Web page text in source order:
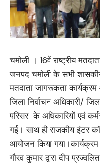
चमोली । 16वें राष्ट्रीय
जनपद चमोली के सभी
मतदाता जागरूकता
जिला निर्वाचन अधिकारी/
परिसर के अधिकारियों एवं
गई। साथ ही राजकीय इंटर
आयोजन किया गया।कार्यक्रम
गौरव कुमार द्वारा दीप